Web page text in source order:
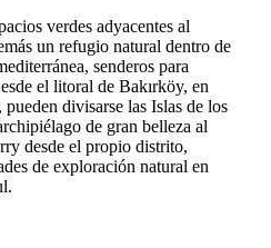
verdes adyacentes al
un refugio natural dentro de
senderos para
el litoral de Bakırköy, en
divisarse las Islas de los
de gran belleza al
desde el propio distrito,
de exploración natural en